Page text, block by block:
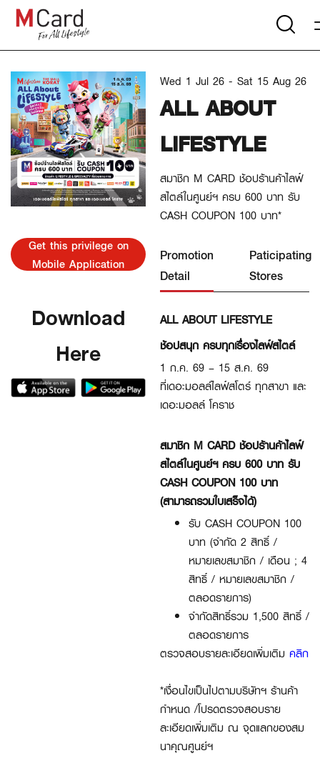
Get this privilege on
Mobile Application
Download
Here
Wed 1 Jul 26 - Sat 15 Aug 26
ALL ABOUT
LIFESTYLE
สมาชิก M CARD ช้อปร้านค้าไลฟ์
สไตล์ในศูนย์ฯ ครบ 600 บาท รับ
CASH COUPON 100 บาท*
Promotion
Detail
Paticipating
Stores
ALL ABOUT LIFESTYLE
ช้อปสนุก ครบทุกเรื่องไลฟ์สไตล์
1 ก.ค. 69 – 15 ส.ค. 69
ที่เดอะมอลล์ไลฟ์สโตร์ ทุกสาขา และ
เดอะมอลล์ โคราช
สมาชิก M CARD ช้อปร้านค้าไลฟ์
สไตล์ในศูนย์ฯ ครบ 600 บาท รับ
CASH COUPON 100 บาท
(สามารถรวมใบเสร็จได้)
รับ CASH COUPON 100
บาท (จำกัด 2 สิทธิ์ /
หมายเลขสมาชิก / เดือน ; 4
สิทธิ์ / หมายเลขสมาชิก /
ตลอดรายการ)
จำกัดสิทธิ์รวม 1,500 สิทธิ์ /
ตลอดรายการ
ตรวจสอบรายละเอียดเพิ่มเติม คลิก
*เงื่อนไขเป็นไปตามบริษัทฯ ร้านค้า
กำหนด /โปรดตรวจสอบราย
ละเอียดเพิ่มเติม ณ จุดแลกของสม
นาคุณศูนย์ฯ